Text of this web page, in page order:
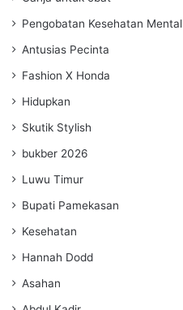
Pengobatan Kesehatan Mental
Antusias Pecinta
Fashion X Honda
Hidupkan
Skutik Stylish
bukber 2026
Luwu Timur
Bupati Pamekasan
Kesehatan
Hannah Dodd
Asahan